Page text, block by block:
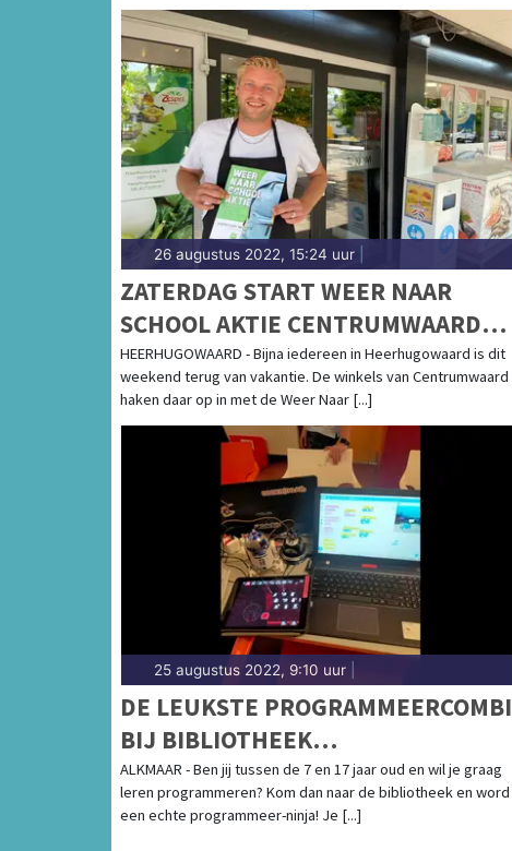
26 augustus 2022, 15:24 uur
ZATERDAG START WEER NAAR
SCHOOL AKTIE CENTRUMWAARD
TWEE WEKEN LANG VERRASSINGEN
HEERHUGOWAARD - Bijna iedereen in Heerhugowaard is dit
weekend terug van vakantie. De winkels van Centrumwaard
haken daar op in met de Weer Naar [...]
25 augustus 2022, 9:10 uur
DE LEUKSTE PROGRAMMEERCOMBI
BIJ BIBLIOTHEEK
KENNEMERWAARD
ALKMAAR - Ben jij tussen de 7 en 17 jaar oud en wil je graag
leren programmeren? Kom dan naar de bibliotheek en word
een echte programmeer-ninja! Je [...]